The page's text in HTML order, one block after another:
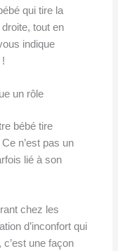
qui tire la
tout en
indique
un rôle
bébé tire
n’est pas un
lié à son
chez les
d’inconfort qui
une façon